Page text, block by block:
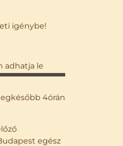
igénybe!
adhatja le
4órán
egész